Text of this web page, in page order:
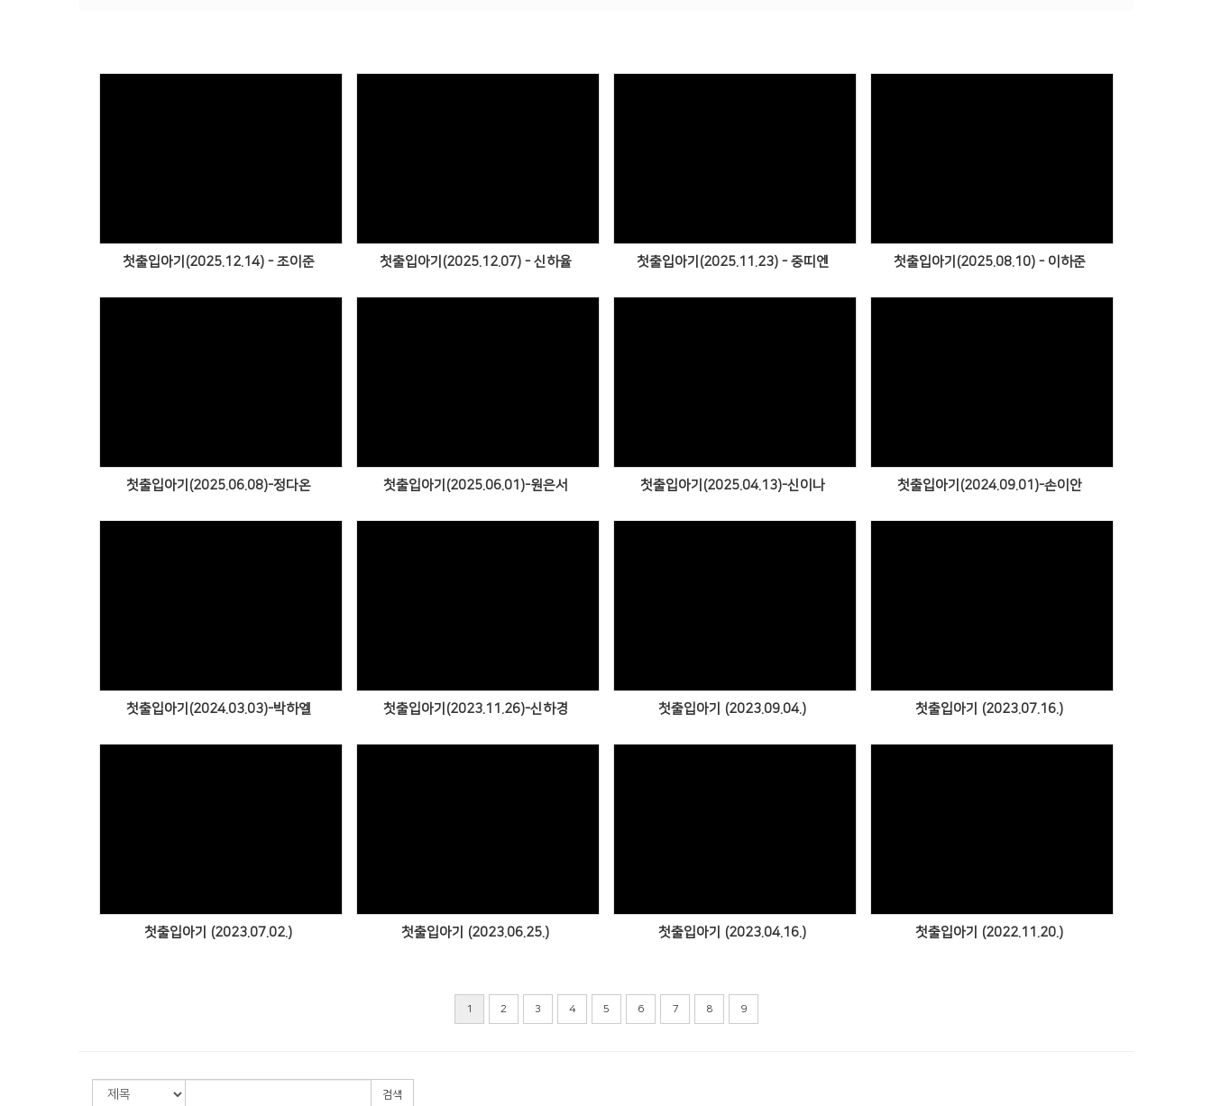
첫출입아기(2025.12.14) - 조이준 첫출입아기(2025.12.07) - 신하율 첫출입아기(2025.11.23) - 중띠엔 첫출입아기(2025.08.10) - 이하준
첫출입아기(2025.06.08)-정다온 첫출입아기(2025.06.01)-원은서 첫출입아기(2025.04.13)-신이나 첫출입아기(2024.09.01)-손이안
첫출입아기(2024.03.03)-박하엘 첫출입아기(2023.11.26)-신하경 첫출입아기 (2023.09.04.) 첫출입아기 (2023.07.16.)
첫출입아기 (2023.07.02.) 첫출입아기 (2023.06.25.) 첫출입아기 (2023.04.16.) 첫출입아기 (2022.11.20.)
1 2 3 4 5 6 7 8 9
검색